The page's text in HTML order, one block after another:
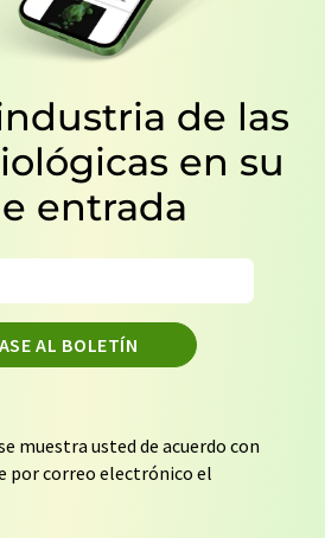
de las
en su
entrada
AL BOLETÍN
muestra usted de acuerdo con
por correo electrónico el
anteriormente. Sus